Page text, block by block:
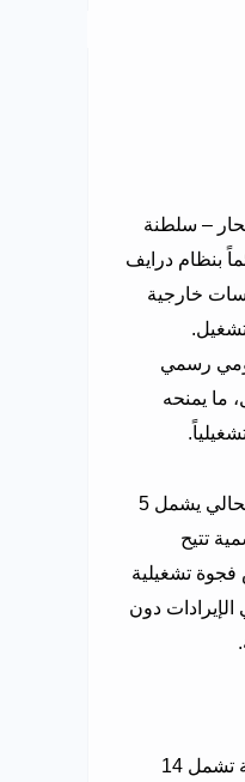
– سلطنة
بنظام درايف
خارجية
رسمي
ما يمنحه
الموقع استراتيجي، والتشغيل الحالي يشمل 5
تتيح
يعكس فجوة تشغيلية
دون
الأصل يتضمن بنية تحتية مكتملة تشمل 14